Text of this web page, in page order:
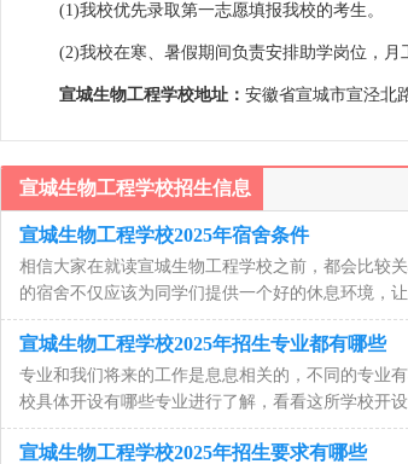
(1)我校优先录取第一志愿填报我校的考生。
(2)我校在寒、暑假期间负责安排助学岗位，月
宣城生物工程学校地址： 安徽省宣城市宣泾北
宣城生物工程学校招生信息
宣城生物工程学校2025年宿舍条件
相信大家在就读宣城生物工程学校之前，都会比较
的宿舍不仅应该为同学们提供一个好的休息环境，
宣城生物工程学校2025年招生专业都有哪些
专业和我们将来的工作是息息相关的，不同的专业
校具体开设有哪些专业进行了解，看看这所学校开
宣城生物工程学校2025年招生要求有哪些